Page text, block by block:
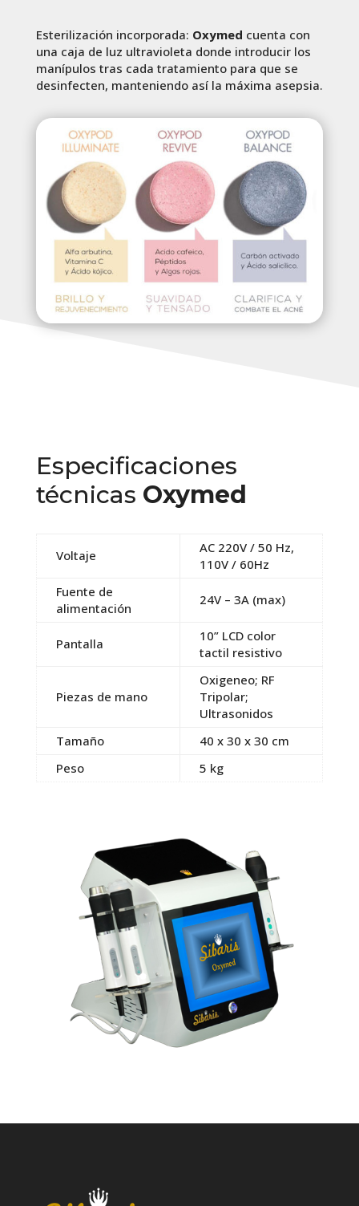
Esterilización incorporada: Oxymed cuenta con
una caja de luz ultravioleta donde introducir los
manípulos tras cada tratamiento para que se
desinfecten, manteniendo así la máxima asepsia.
Especificaciones
técnicas Oxymed
Voltaje
AC 220V / 50 Hz,
110V / 60Hz
Fuente de
alimentación
24V – 3A (max)
Pantalla
10” LCD color
tactil resistivo
Piezas de mano
Oxigeneo; RF
Tripolar;
Ultrasonidos
Tamaño
40 x 30 x 30 cm
Peso
5 kg